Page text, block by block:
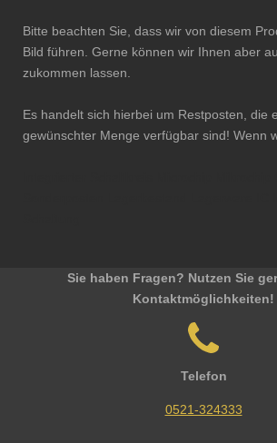
Bitte beachten Sie, dass wir von diesem
Bild führen. Gerne können wir Ihnen aber
zukommen lassen.
Es handelt sich hierbei um Restposten, die
gewünschter Menge verfügbar sind! Wenn
Sie haben Fragen? Nutzen Sie
Kontaktmöglichkeiten!
Telefon
0521-324333